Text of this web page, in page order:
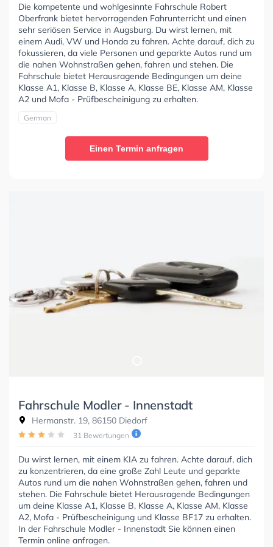
Die kompetente und wohlgesinnte Fahrschule Robert
Oberfrank bietet hervorragenden Fahrunterricht und einen
sehr seriösen Service in Augsburg. Du wirst lernen, mit
einem Audi, VW und Honda zu fahren. Achte darauf, dich zu
fokussieren, da viele Personen und geparkte Autos rund um
die nahen Wohnstraßen gehen, fahren und stehen. Die
Fahrschule bietet Herausragende Bedingungen um deine
Klasse A1, Klasse B, Klasse A, Klasse BE, Klasse AM, Klasse
A2 und Mofa - Prüfbescheinigung zu erhalten.
German
Einen Termin anfragen
Fahrschule Modler - Innenstadt
Hermanstr. 19, 86150 Diedorf
31 Bewertungen
Du wirst lernen, mit einem KIA zu fahren. Achte darauf, dich
zu konzentrieren, da eine große Zahl Leute und geparkte
Autos rund um die nahen Wohnstraßen gehen, fahren und
stehen. Die Fahrschule bietet Herausragende Bedingungen
um deine Klasse A1, Klasse B, Klasse A, Klasse AM, Klasse
A2, Mofa - Prüfbescheinigung und Klasse BF17 zu erhalten.
In der Fahrschule Modler - Innenstadt Sie können einen
Termin online anfragen.